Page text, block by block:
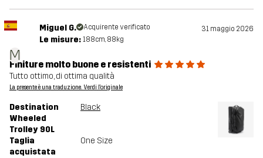
M
Miguel G. Acquirente verificato 31 maggio 2026
Le misure: 188cm, 88kg
Finiture molto buone e resistenti
Tutto ottimo, di ottima qualità
La presente è una traduzione. Verdi l'originale
Destination
Wheeled
Trolley 90L
Black
Taglia
acquistata
One Size